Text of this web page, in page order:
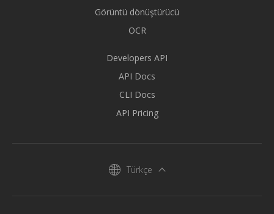
Görüntü dönüştürücü
OCR
Developers API
API Docs
CLI Docs
API Pricing
Türkçe